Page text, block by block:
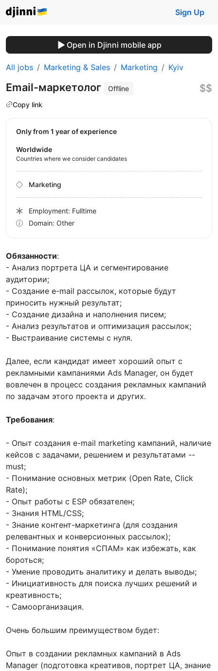
Sign Up
Open in Djinni mobile app
All jobs Marketing & Sales Marketing Kyiv
Email-маркетолог
Offline
Copy link
$$
Обязанности:
- Анализ портрета ЦА и сегментирование
аудитории;
- Создание e-mail рассылок, которые будут
приносить нужный результат;
- Создание дизайна и наполнения писем;
- Анализ результатов и оптимизация рассылок;
- Выстраивание системы с нуля.
Далее, если кандидат имеет хороший опыт с
рекламными кампаниями Ads Manager, он будет
вовлечен в процесс создания рекламных кампаний
по задачам этого проекта и других.
Требования:
- Опыт создания e-mail marketing кампаний, наличие
кейсов с задачами, решением и результатами --
must;
- Понимание основных метрик (Open Rate, Click
Rate);
- Опыт работы c ESP обязателен;
- Знания HTML/CSS;
- Знание контент-маркетинга (для создания
релевантных и конверсионных рассылок);
- Понимание понятия «СПАМ» как избежать, как
бороться;
- Умение проводить аналитику и делать выводы;
- Инициативность для поиска лучших решений и
креативность;
- Самоорганизация.
Очень большим преимуществом будет:
Опыт в создании рекламных кампаний в Ads
Manager (подготовка креативов, портрет ЦА, знание
Only from 1 year of experience
Worldwide
Countries where we consider candidates
Marketing
Employment: Fulltime
Domain: Other